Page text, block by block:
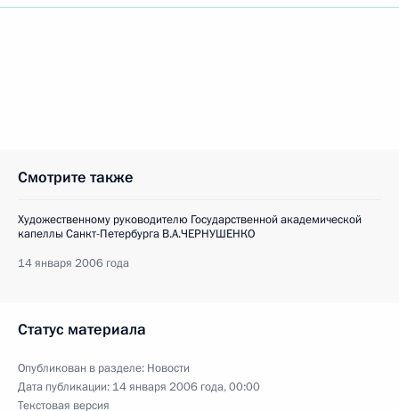
Смотрите также
Художественному руководителю Государственной академической
капеллы Санкт-Петербурга В.А.ЧЕРНУШЕНКО
14 января 2006 года
Статус материала
Опубликован в разделе: Новости
Дата публикации: 14 января 2006 года, 00:00
Текстовая версия